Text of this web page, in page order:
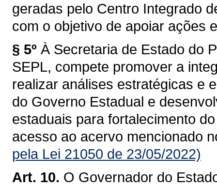
geradas pelo Centro Integrado
com o objetivo de apoiar ações
§ 5º À Secretaria de Estado do
SEPL, compete promover a
realizar análises estratégicas e
do Governo Estadual e
estaduais para fortalecimento
acesso ao acervo mencionado
pela Lei 21050 de 23/05/2022)
Art. 10. O Governador do